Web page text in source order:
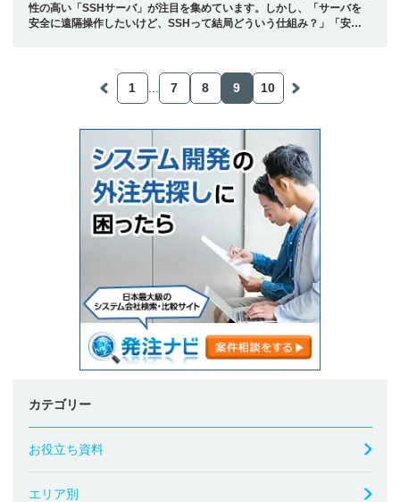
性の高い「SSHサーバ」が注目を集めています。しかし、「サーバを
安全に遠隔操作したいけど、SSHって結局どういう仕組み？」「安全
ための実践的なポイントまで、初心者にもわかりやすく解説します。
よくある質問と対策もまとめているので、これからSSHサーバを導
認したい方は、下 ...
1 7 8 9 10
カテゴリー
お役立ち資料
エリア別